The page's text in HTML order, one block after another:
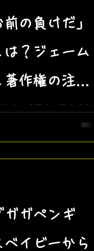
の負けだ」
？ジェーム
著作権の注意
中の「僕らの勝ちだお
ザビャンによるアレンジ
ガガペンギ
イビーから